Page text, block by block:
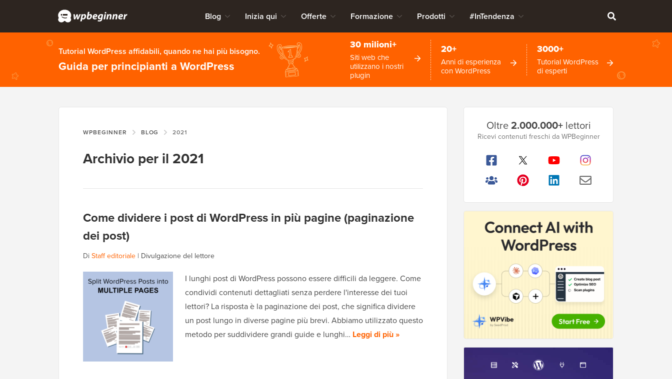
Blog Inizia qui Offerte Formazione Prodotti #InTendenza
Tutorial WordPress affidabili, quando ne hai più bisogno.
Guida per principianti a WordPress
30 milioni+
Siti web che
utilizzano i nostri
plugin
20+
Anni di esperienza
con WordPress
3000+
Tutorial WordPress
di esperti
WPBEGINNER BLOG 2021
Archivio per il 2021
Come dividere i post di WordPress in più pagine (paginazione
dei post)
DiStaff editoriale | Divulgazione del lettore
I lunghi post di WordPress possono essere difficili da leggere. Come
condividi contenuti dettagliati senza perdere l'interesse dei tuoi
lettori? La risposta è la paginazione dei post, che significa dividere
un post lungo in diverse pagine più brevi. Abbiamo utilizzato questo
metodo per suddividere grandi guide e lunghi… Leggi di più »
laterale
principale
Oltre2.000.000+lettori
Ricevi contenuti freschi da WPBeginner